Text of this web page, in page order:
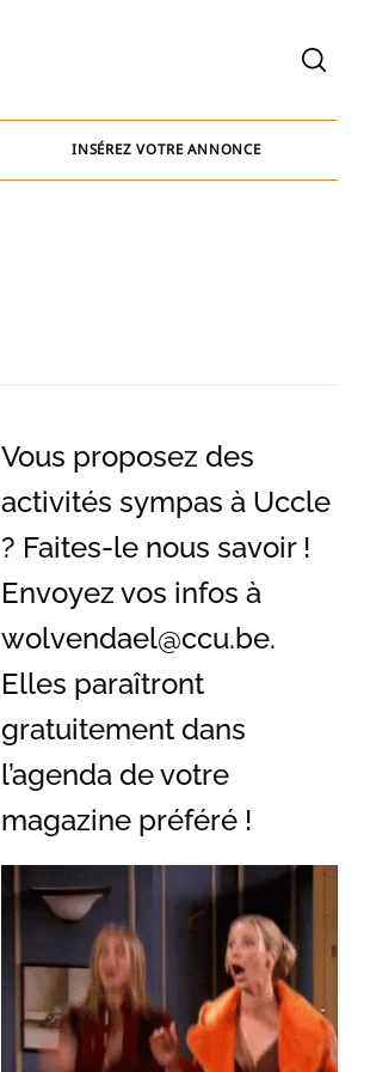
INSÉREZ VOTRE ANNONCE
bernard@baammedia.be
jennifer@baammedia.be
Vous proposez des
activités sympas à Uccle
? Faites-le nous savoir !
Envoyez vos infos à
wolvendael@ccu.be.
Elles paraîtront
gratuitement dans
l’agenda de votre
magazine préféré !